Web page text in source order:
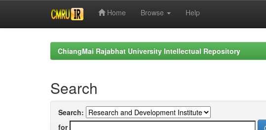
Home Browse Help
ChiangMai Rajabhat University Intellectual Repository
Search
Search:
for